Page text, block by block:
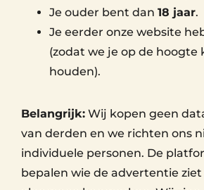
Je ouder bent dan 18 jaar.
Je eerder onze website
(zodat we je op de hoogte
houden).
Belangrijk: Wij kopen geen
van derden en we richten ons
individuele personen. De
bepalen wie de advertentie ziet